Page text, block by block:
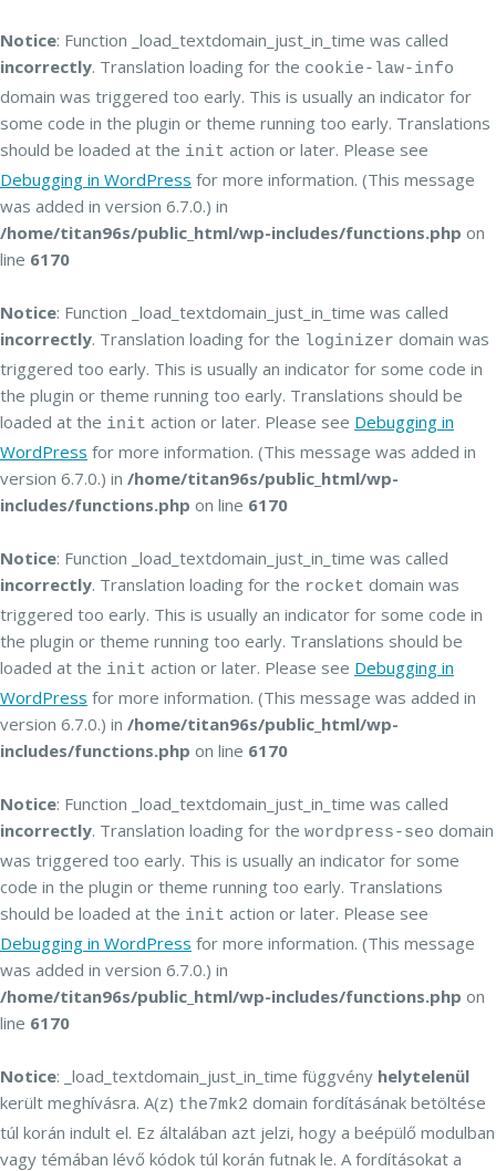
Notice: Function _load_textdomain_just_in_time was called
incorrectly. Translation loading for the cookie-law-info
domain was triggered too early. This is usually an indicator for
some code in the plugin or theme running too early. Translations
should be loaded at the init action or later. Please see
Debugging in WordPress for more information. (This message
was added in version 6.7.0.) in
/home/titan96s/public_html/wp-includes/functions.php on
line 6170
Notice: Function _load_textdomain_just_in_time was called
incorrectly. Translation loading for the loginizer domain was
triggered too early. This is usually an indicator for some code in
the plugin or theme running too early. Translations should be
loaded at the init action or later. Please see Debugging in
WordPress for more information. (This message was added in
version 6.7.0.) in /home/titan96s/public_html/wp-
includes/functions.php on line 6170
Notice: Function _load_textdomain_just_in_time was called
incorrectly. Translation loading for the rocket domain was
triggered too early. This is usually an indicator for some code in
the plugin or theme running too early. Translations should be
loaded at the init action or later. Please see Debugging in
WordPress for more information. (This message was added in
version 6.7.0.) in /home/titan96s/public_html/wp-
includes/functions.php on line 6170
Notice: Function _load_textdomain_just_in_time was called
incorrectly. Translation loading for the wordpress-seo domain
was triggered too early. This is usually an indicator for some
code in the plugin or theme running too early. Translations
should be loaded at the init action or later. Please see
Debugging in WordPress for more information. (This message
was added in version 6.7.0.) in
/home/titan96s/public_html/wp-includes/functions.php on
line 6170
Notice: _load_textdomain_just_in_time függvény helytelenül
került meghívásra. A(z) the7mk2 domain fordításának betöltése
túl korán indult el. Ez általában azt jelzi, hogy a beépülő modulban
vagy témában lévő kódok túl korán futnak le. A fordításokat a